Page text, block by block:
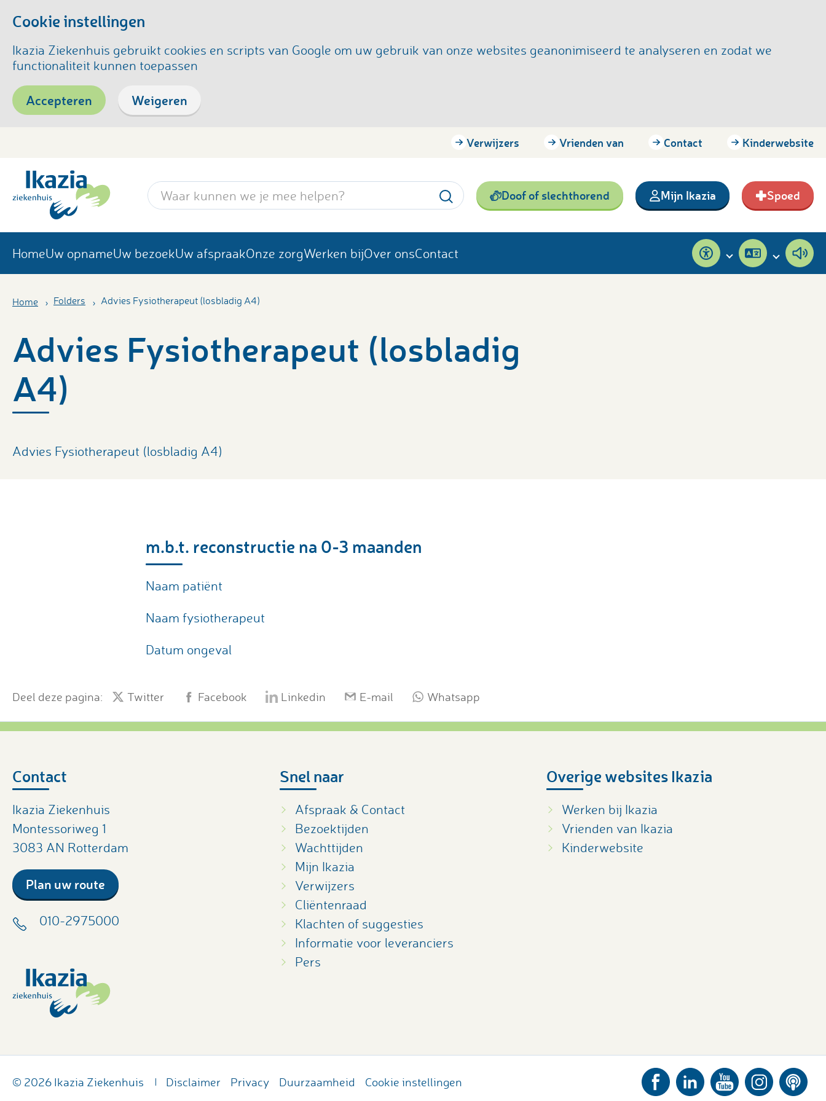
Cookie instellingen
Ikazia Ziekenhuis gebruikt cookies en scripts van Google om uw gebruik van onze websites geanonimiseerd te analyseren en zodat we
functionaliteit kunnen toepassen
Accepteren Weigeren
Verwijzers Vrienden van Contact Kinderwebsite
Zoekwoord Doof of slechthorend Mijn Ikazia Spoed
HomeUw opnameUw bezoekUw afspraakOnze zorgWerken bijOver onsContact Toegankelijkheid
Pagina
vertalen
Home Folders Advies Fysiotherapeut (losbladig A4)
Advies Fysiotherapeut (losbladig
A4)
Advies Fysiotherapeut (losbladig A4)
m.b.t. reconstructie na 0-3 maanden
Naam patiënt
Naam fysiotherapeut
Datum ongeval
Deel deze pagina: Twitter Facebook Linkedin E-mail Whatsapp
Contact
Ikazia Ziekenhuis
Montessoriweg 1
3083 AN Rotterdam
Plan uw route
010-2975000
Snel naar
Afspraak & Contact
Bezoektijden
Wachttijden
Mijn Ikazia
Verwijzers
Cliëntenraad
Klachten of suggesties
Informatie voor leveranciers
Pers
Overige websites Ikazia
Werken bij Ikazia
Vrienden van Ikazia
Kinderwebsite
© 2026 Ikazia Ziekenhuis Disclaimer Privacy Duurzaamheid Cookie instellingen